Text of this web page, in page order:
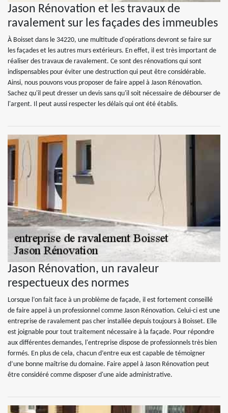
Jason Rénovation et les travaux de
ravalement sur les façades des immeubles
À Boisset dans le 34220, une multitude d'opérations devront se faire sur
les façades et les autres murs extérieurs. En effet, il est très important de
réaliser des travaux de ravalement. Ce sont des rénovations qui sont
indispensables pour éviter une destruction qui peut être considérable.
Ainsi, nous pouvons vous proposer de faire appel à Jason Rénovation.
Sachez qu'il peut dresser un devis sans qu'il soit nécessaire de débourser de
l'argent. Il peut aussi respecter les délais qui ont été établis.
Jason Rénovation, un ravaleur
respectueux des normes
Lorsque l’on fait face à un problème de façade, il est fortement conseillé
de faire appel à un professionnel comme Jason Rénovation. Celui-ci est une
entreprise de ravalement pas cher installée depuis toujours à Boisset. Elle
est joignable pour tout traitement nécessaire à la façade. Pour répondre
aux différentes demandes, l'entreprise dispose de professionnels très bien
formés. En plus de cela, chacun d’entre eux est capable de témoigner
d’une bonne maîtrise du domaine. Faire appel à Jason Rénovation peut
être considéré comme disposer d'une aide administrative.